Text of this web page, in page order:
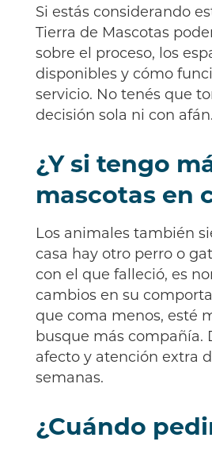
Si estás considerando
Tierra de Mascotas
sobre el proceso, los
disponibles y cómo
servicio. No tenés que
decisión sola ni con afán.
¿Y si tengo
mascotas en
Los animales también
casa hay otro perro o
con el que falleció, es
cambios en su
que coma menos, esté
busque más compañía.
afecto y atención extra
semanas.
¿Cuándo